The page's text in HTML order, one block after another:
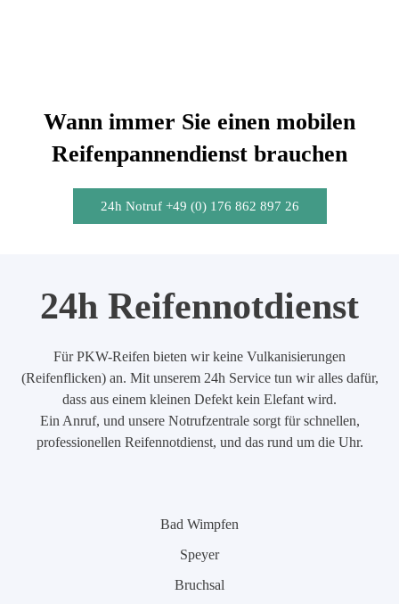
Wann immer Sie einen mobilen
Reifenpannendienst brauchen
24h Notruf +49 (0) 176 862 897 26
24h Reifennotdienst
Für PKW-Reifen bieten wir keine Vulkanisierungen
(Reifenflicken) an. Mit unserem 24h Service tun wir alles dafür,
dass aus einem kleinen Defekt kein Elefant wird.
Ein Anruf, und unsere Notrufzentrale sorgt für schnellen,
professionellen Reifennotdienst, und das rund um die Uhr.
Bad Wimpfen
Speyer
Bruchsal